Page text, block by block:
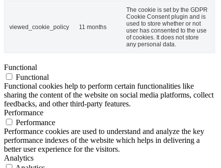
viewed_cookie_policy 11 months
The cookie is set by the GDPR
Cookie Consent plugin and is
used to store whether or not
user has consented to the use
of cookies. It does not store
any personal data.
Functional
Functional
Functional cookies help to perform certain functionalities like
sharing the content of the website on social media platforms, collect
feedbacks, and other third-party features.
Performance
Performance
Performance cookies are used to understand and analyze the key
performance indexes of the website which helps in delivering a
better user experience for the visitors.
Analytics